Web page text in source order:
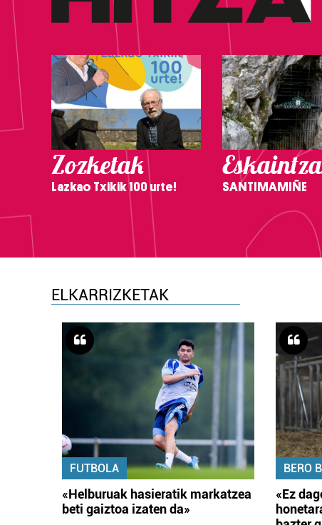
Zozketak
Lazkao Txikik 100 urte! SANTIMAMIÑE
ELKARRIZKETAK
FUTBOLA
«Helburuak hasieratik markatzea
beti gaiztoa izaten da»
BERO
«Ez